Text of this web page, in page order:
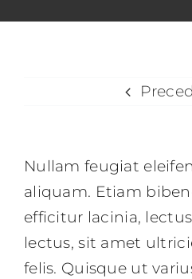
Nullam feugiat
aliquam. Etiam
efficitur lacinia,
lectus, sit amet
felis. Quisque ut